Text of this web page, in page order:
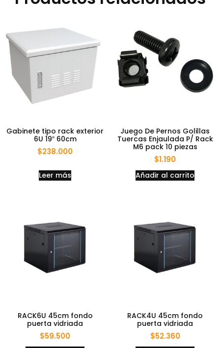
Gabinete tipo rack exterior
6U 19″ 60cm
$238.000
Leer más
Juego De Pernos Golillas
Tuercas Enjaulada P/ Rack
M6 pack 10 piezas
$1.190
Añadir al carrito
RACK6U 45cm fondo
puerta vidriada
$59.500
RACK4U 45cm fondo
puerta vidriada
$52.360